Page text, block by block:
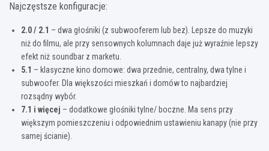
Najczęstsze konfiguracje:
2.0 / 2.1 – dwa głośniki (z subwooferem lub bez). Lepsze do muzyki
niż do filmu, ale przy sensownych kolumnach daje już wyraźnie lepszy
efekt niż soundbar z marketu.
5.1 – klasyczne kino domowe: dwa przednie, centralny, dwa tylne i
subwoofer. Dla większości mieszkań i domów to najbardziej
rozsądny wybór.
7.1 i więcej – dodatkowe głośniki tylne/ boczne. Ma sens przy
większym pomieszczeniu i odpowiednim ustawieniu kanapy (nie przy
samej ścianie).